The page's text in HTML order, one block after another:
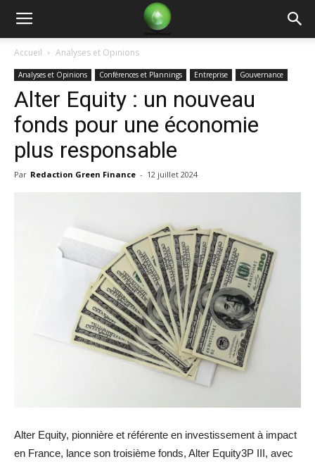
Green
Finance
Accueil Analyses et Opinions
Analyses et Opinions Conférences et Plannings Entreprise Gouvernance
Alter Equity : un nouveau
fonds pour une économie
plus responsable
Par Redaction Green Finance - 12 juillet 2024
Alter Equity, pionnière et référente en investissement à impact
en France, lance son troisième fonds, Alter Equity3P III, avec